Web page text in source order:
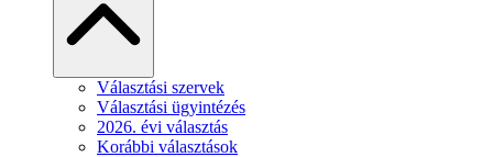
Választási szervek
Választási ügyintézés
2026. évi választás
Korábbi választások